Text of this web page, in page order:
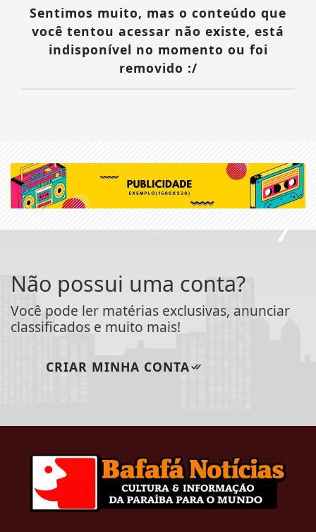
Sentimos muito, mas o conteúdo que
você tentou acessar não existe, está
indisponível no momento ou foi
removido :/
Não possui uma conta?
Você pode ler matérias exclusivas, anunciar
classificados e muito mais!
CRIAR MINHA CONTA